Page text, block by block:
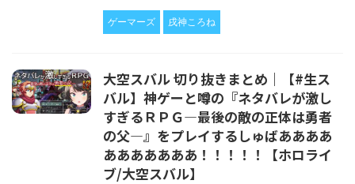
ゲーマーズ 戌神ころね
大空スバル 切り抜きまとめ｜【#生ス
バル】神ゲーと噂の『ネタバレが激し
すぎるＲＰＧ―最後の敵の正体は勇者
の父―』をプレイするしゅばああああ
あああああああ！！！！！【ホロライ
ブ/大空スバル】